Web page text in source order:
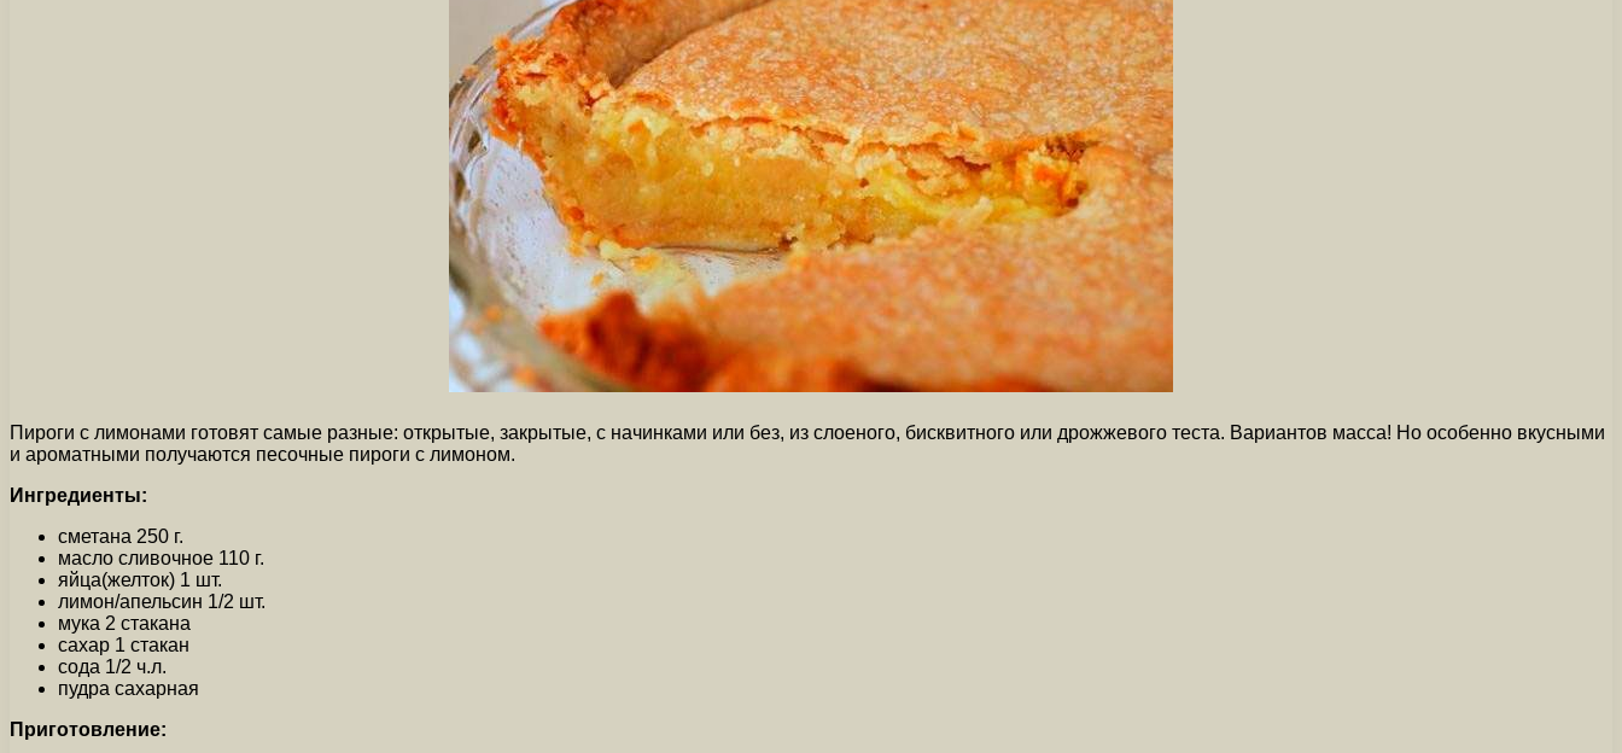
Пироги с лимонами готовят самые разные: открытые, закрытые, с начинками или без, из слоеного, бисквитного или дрожжевого теста. Вариантов масса! Но особенно вкусными
и ароматными получаются песочные пироги с лимоном.
Ингредиенты:
сметана 250 г.
масло сливочное 110 г.
яйца(желток) 1 шт.
лимон/апельсин 1/2 шт.
мука 2 стакана
сахар 1 стакан
сода 1/2 ч.л.
пудра сахарная
Приготовление: